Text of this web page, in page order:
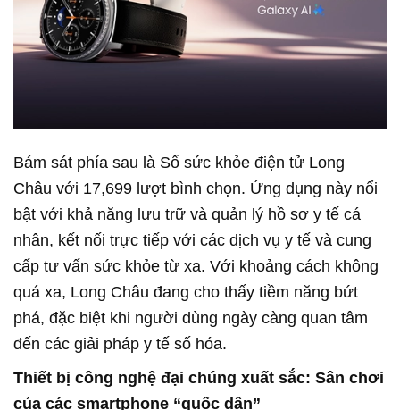
Bám sát phía sau là Sổ sức khỏe điện tử Long
Châu với 17,699 lượt bình chọn. Ứng dụng này nổi
bật với khả năng lưu trữ và quản lý hồ sơ y tế cá
nhân, kết nối trực tiếp với các dịch vụ y tế và cung
cấp tư vấn sức khỏe từ xa. Với khoảng cách không
quá xa, Long Châu đang cho thấy tiềm năng bứt
phá, đặc biệt khi người dùng ngày càng quan tâm
đến các giải pháp y tế số hóa.
Thiết bị công nghệ đại chúng xuất sắc: Sân chơi
của các smartphone “quốc dân”